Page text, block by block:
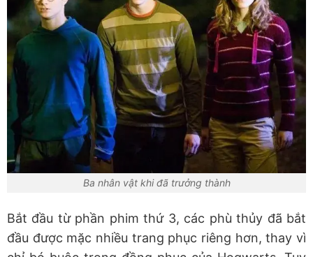
Ba nhân vật khi đã trưởng thành
Bắt đầu từ phần phim thứ 3, các phù thủy đã bắt
đầu được mặc nhiều trang phục riêng hơn, thay vì